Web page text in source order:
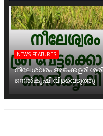
NEWS FEATURES
നീലേശ്വരം അങ്കക്കളരി
നെൽകൃഷി വിളവെടുത്തു